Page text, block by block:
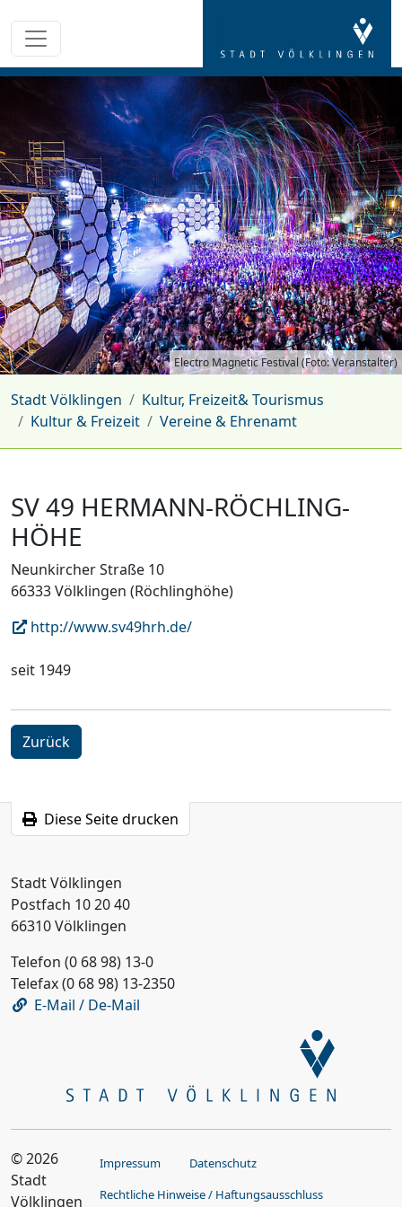
Electro Magnetic Festival (Foto: Veranstalter)
Stadt Völklingen
Kultur, Freizeit& Tourismus
Kultur & Freizeit
Vereine & Ehrenamt
SV 49 HERMANN-RÖCHLING-
HÖHE
Neunkircher Straße 10
66333 Völklingen (Röchlinghöhe)
http://www.sv49hrh.de/
seit 1949
Zurück
Diese Seite drucken
Stadt Völklingen
Postfach 10 20 40
66310 Völklingen
Telefon (0 68 98) 13-0
Telefax (0 68 98) 13-2350
E-Mail / De-Mail
© 2026
Stadt
Völklingen
Impressum
Datenschutz
Rechtliche Hinweise / Haftungsausschluss